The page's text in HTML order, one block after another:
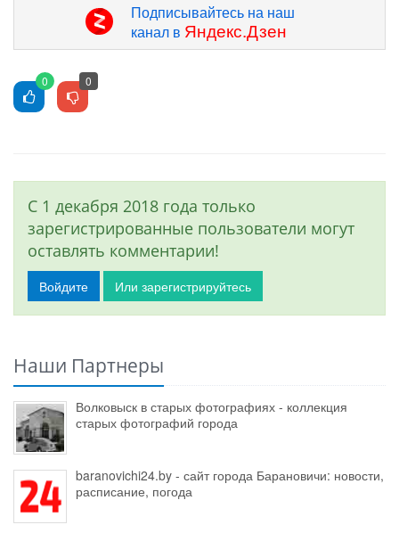
Подписывайтесь на наш
канал в Яндекс.Дзен
0 0
С 1 декабря 2018 года только
зарегистрированные пользователи могут
оставлять комментарии!
Войдите Или зарегистрируйтесь
Наши Партнеры
Волковыск в старых фотографиях - коллекция
старых фотографий города
baranovichi24.by - сайт города Барановичи: новости,
расписание, погода